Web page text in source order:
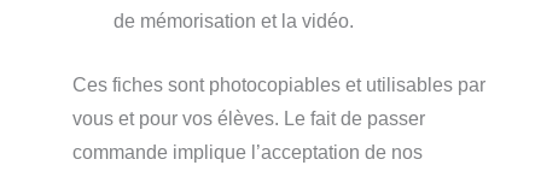
de mémorisation et la vidéo.
Ces fiches sont photocopiables et utilisables par
vous et pour vos élèves. Le fait de passer
commande implique l’acceptation de nos